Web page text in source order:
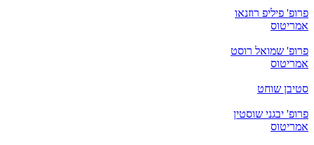
פרופ' פיליפ רוזנאו
אמריטוס
פרופ' שמואל רוסט
אמריטוס
סטיבן שוחט
פרופ' יבגני שוסטין
אמריטוס